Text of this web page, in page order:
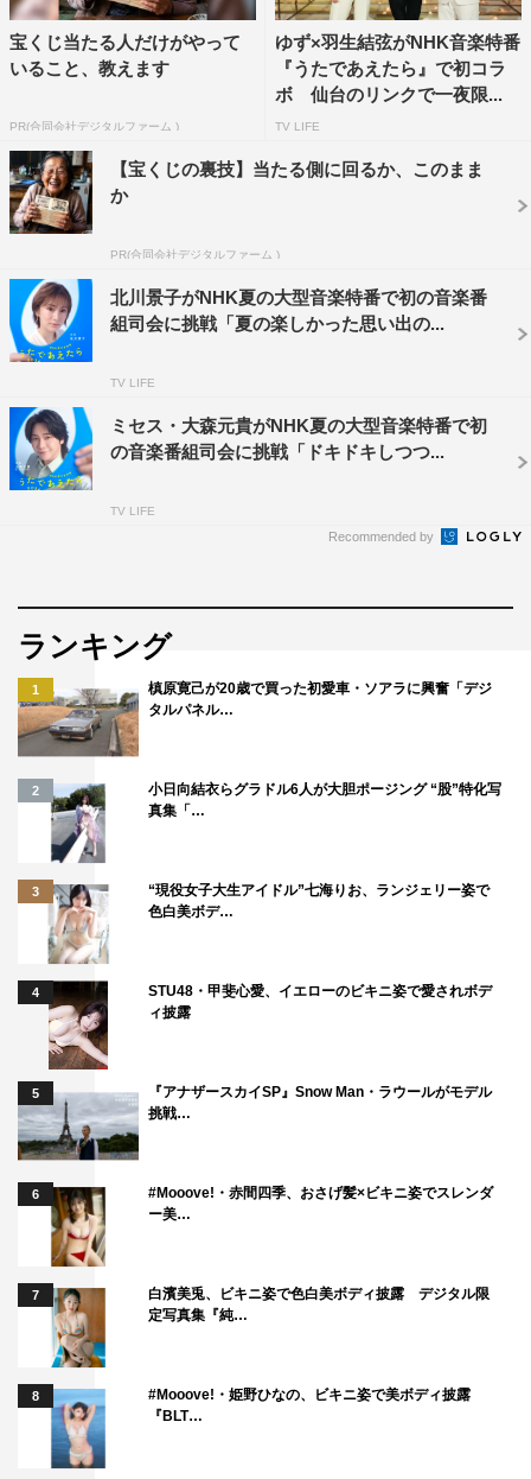
けんたろう、松野ちか、ワンワン（50音順）
出演歌手：あいみょん、新しい学校のリーダーズ、生田絵
梨花、＝LOVE、一之森大湖、Aぇ! group、大泉 洋、大森
元貴、ORANGE RANGE、串田アキラ、くるり、郷ひろ
み、さだまさし、純烈、德永英明、新浜レオン、ハンバー
ト ハンバート、氷川きよし、福山雅治、FRUITS
ZIPPER、増田惠子（ピンク・レディー）、Mrs. GREEN
APPLE、南こうせつ、南野陽子、宮本浩次、M!LK、モナ
キ、森山良子、山崎育三郎、山本リンダ、LUNA SEA、渡
辺美里ほか（50音順）
※さだまさし、Mrs. GREEN APPLEはNHKホールでの公
開収録には出演なし
※德永英明の「徳」は旧字体、「英」は草冠の間が空く
©NHK
宝くじ当たる人だけがやって
いること、教えます
PR(合同会社デジタルファーム )
ゆず×羽生結弦がNHK音楽特番
『うたであえたら』で初コラ
ボ 仙台のリンクで一夜限...
TV LIFE
【宝くじの裏技】当たる側に回るか、このまま
か
PR(合同会社デジタルファーム )
北川景子がNHK夏の大型音楽特番で初の音楽番
組司会に挑戦「夏の楽しかった思い出の...
TV LIFE
ミセス・大森元貴がNHK夏の大型音楽特番で初
の音楽番組司会に挑戦「ドキドキしつつ...
TV LIFE
Recommended by
ランキング
1
槙原寛己が20歳で買った初愛車・ソアラに興奮「デジ
タルパネル…
2
小日向結衣らグラドル6人が大胆ポージング “股”特化写
真集「…
3
“現役女子大生アイドル”七海りお、ランジェリー姿で
色白美ボデ…
4
STU48・甲斐心愛、イエローのビキニ姿で愛されボデ
ィ披露
5
『アナザースカイSP』Snow Man・ラウールがモデル
挑戦…
6
#Mooove!・赤間四季、おさげ髪×ビキニ姿でスレンダ
ー美…
7
白濱美兎、ビキニ姿で色白美ボディ披露 デジタル限
定写真集『純…
8
#Mooove!・姫野ひなの、ビキニ姿で美ボディ披露
『BLT…